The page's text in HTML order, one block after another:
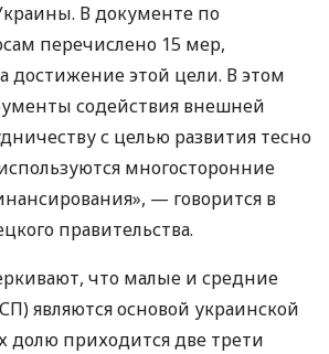
В документе по
перечислено 15 мер,
достижение этой цели. В этом
содействия внешней
с целью развития тесно
многосторонние
— говорится в
правительства.
что малые и средние
являются основой украинской
долю приходится две трети